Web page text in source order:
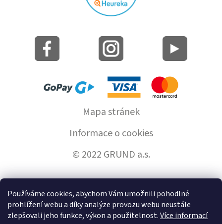
Používáme cookies, abychom Vám umožnili pohodlné
prohlížení webu a díky analýze provozu webu neustále
zlepšovali jeho funkce, výkon a použitelnost.Více informací
Mapa stránek
Informace o cookies
© 2022 GRUND a.s.
Vytvořil Shoptet